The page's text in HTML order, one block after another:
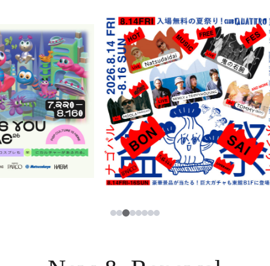
レストラン・カフェ
TAX FREE
PARCOメンバーズ
ภาษาไทย
日本語
1234567